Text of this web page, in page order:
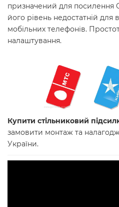
призначений для посилення
його рівень недостатній для
мобільних телефонів.
налаштування.
Купити стільниковий
замовити монтаж та
України.